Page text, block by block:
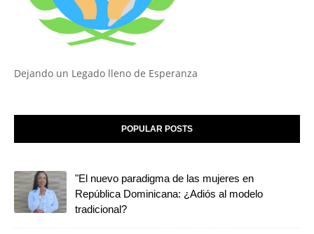
Dejando un Legado lleno de Esperanza
POPULAR POSTS
"El nuevo paradigma de las mujeres en
República Dominicana: ¿Adiós al modelo
tradicional?